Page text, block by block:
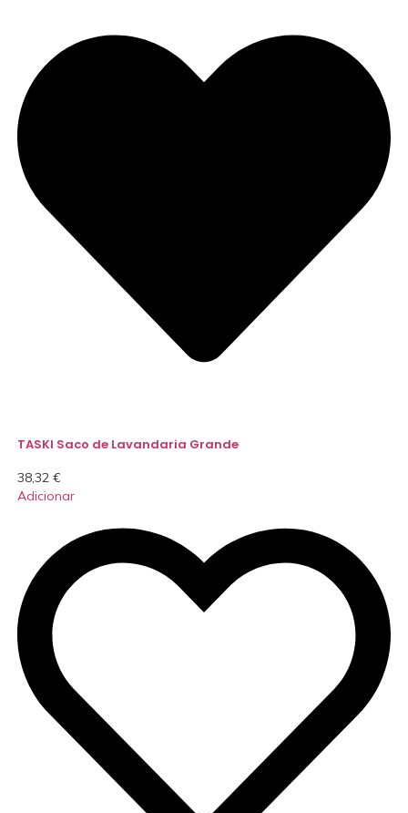
TASKI Saco de Lavandaria Grande
38,32 €
Adicionar